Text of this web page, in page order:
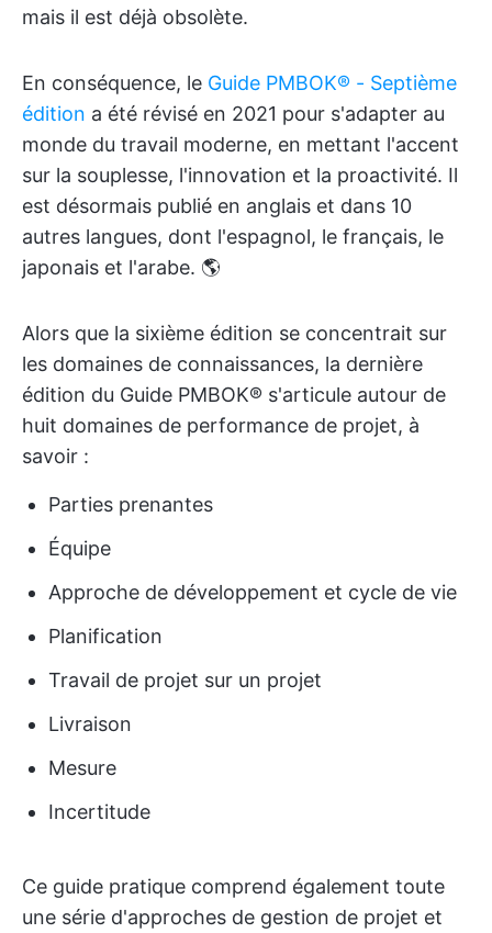
mais il est déjà obsolète.
En conséquence, le Guide PMBOK® - Septième
édition a été révisé en 2021 pour s'adapter au
monde du travail moderne, en mettant l'accent
sur la souplesse, l'innovation et la proactivité. Il
est désormais publié en anglais et dans 10
autres langues, dont l'espagnol, le français, le
japonais et l'arabe. 🌎
Alors que la sixième édition se concentrait sur
les domaines de connaissances, la dernière
édition du Guide PMBOK® s'articule autour de
huit domaines de performance de projet, à
savoir :
Parties prenantes
Équipe
Approche de développement et cycle de vie
Planification
Travail de projet sur un projet
Livraison
Mesure
Incertitude
Ce guide pratique comprend également toute
une série d'approches de gestion de projet et